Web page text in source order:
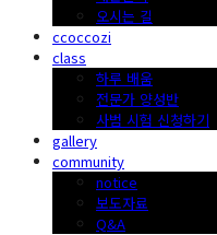
오시는 길
ccoccozi
class
하루 배움
전문가 양성반
사범 시험 신청하기
gallery
community
notice
보도자료
Q&A